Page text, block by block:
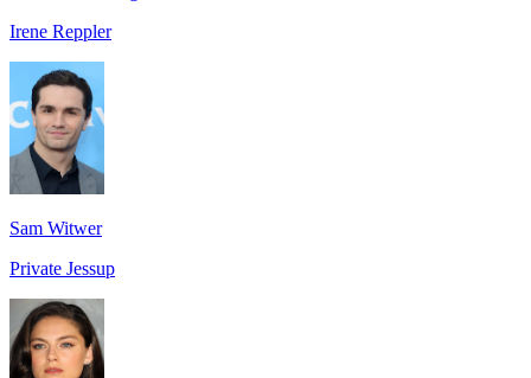
Irene Reppler
Sam Witwer
Private Jessup